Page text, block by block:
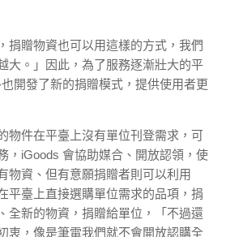
捐贈物資也可以用這樣的方式，我們
大。」因此，為了服務逐漸壯大的平
開發了新的捐贈模式，提供使用者更
物件在平臺上沒有單位刊登需求，可
，iGoods 會協助媒合、開放認領，使
物資、但有意願捐贈者則可以利用
平臺上直接選購單位需求的品項，捐
全新的物資，捐贈給單位，「不過還
衷，像是筆電我們就不會開放認購全